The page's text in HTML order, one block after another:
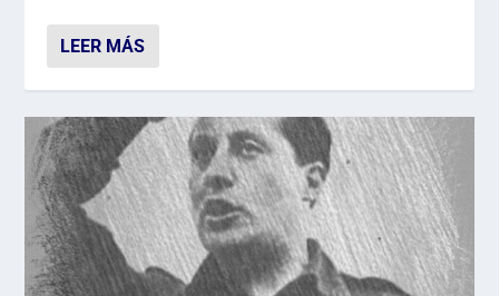
LEER MÁS